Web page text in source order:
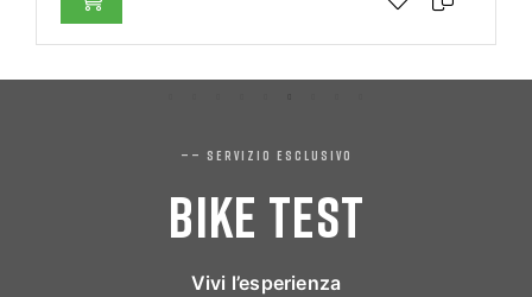
—— SERVIZIO ESCLUSIVO
BIKE TEST
Vivi l’esperienza